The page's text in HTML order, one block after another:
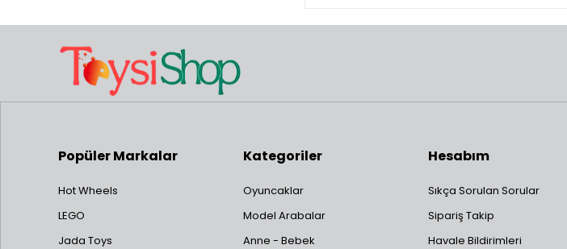
13/20 MB1192 1932 Ford Pickup
15/20 MB1136 1962 Mercedes-Benz 220
16/20 MB1257 Mercedes-Benz G500
Popüler Markalar
Hot Wheels
LEGO
Jada Toys
Kategoriler
Oyuncaklar
Model Arabalar
Anne - Bebek
Hesabım
Sıkça Sorulan Sorular
Sipariş Takip
Havale Bildirimleri